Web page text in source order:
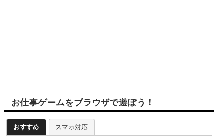
お仕事ゲームをブラウザで遊ぼう！
おすすめ スマホ対応